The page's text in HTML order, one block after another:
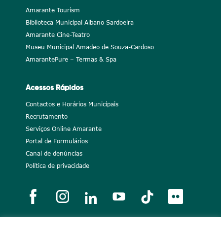
Amarante Tourism
Biblioteca Municipal Albano Sardoeira
Amarante Cine-Teatro
Museu Municipal Amadeo de Souza-Cardoso
AmarantePure – Termas & Spa
Acessos Rápidos
Contactos e Horários Municipais
Recrutamento
Serviços Online Amarante
Portal de Formulários
Canal de denúncias
Política de privacidade